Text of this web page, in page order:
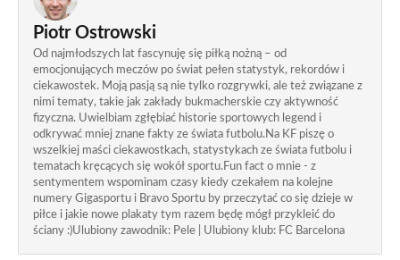
Piotr Ostrowski
Od najmłodszych lat fascynuję się piłką nożną – od
emocjonujących meczów po świat pełen statystyk, rekordów i
ciekawostek. Moją pasją są nie tylko rozgrywki, ale też związane z
nimi tematy, takie jak zakłady bukmacherskie czy aktywność
fizyczna. Uwielbiam zgłębiać historie sportowych legend i
odkrywać mniej znane fakty ze świata futbolu.Na KF piszę o
wszelkiej maści ciekawostkach, statystykach ze świata futbolu i
tematach kręcących się wokół sportu.Fun fact o mnie - z
sentymentem wspominam czasy kiedy czekałem na kolejne
numery Gigasportu i Bravo Sportu by przeczytać co się dzieje w
piłce i jakie nowe plakaty tym razem będę mógł przykleić do
ściany :)Ulubiony zawodnik: Pele | Ulubiony klub: FC Barcelona